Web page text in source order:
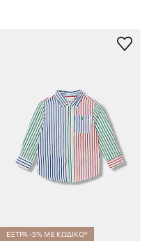
ΕΞΤΡΑ -5% ΜΕ ΚΩΔΙΚΟ*